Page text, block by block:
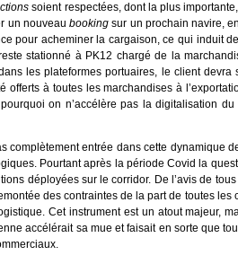
soient respectées, dont la plus
un nouveaubooking sur un prochain navire,
pour acheminer la cargaison, ce qui induit
stationné à PK12 chargé de la
les plateformes portuaires, le client
offerts à toutes les marchandises à
on n’accélère pas la digitalisation
complètement entrée dans cette dynamique
Pourtant après la période Covid la
déployées sur le corridor. De l’avis de
des contraintes de la part de toutes
Cet instrument est un atout majeur,
accélérait sa mue et faisait en sorte que